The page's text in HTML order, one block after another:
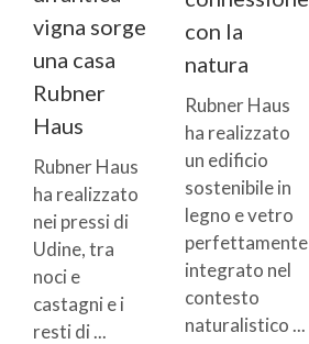
vigna sorge
una casa
Rubner
Haus
Rubner Haus
ha realizzato
nei pressi di
Udine, tra
noci e
castagni e i
resti di ...
con la
natura
Rubner Haus
ha realizzato
un edificio
sostenibile in
legno e vetro
perfettamente
integrato nel
contesto
naturalistico ...